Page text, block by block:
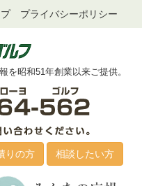
プライバシーポリシー
を昭和51年創業以来ご提供。
りの方 相談したい方